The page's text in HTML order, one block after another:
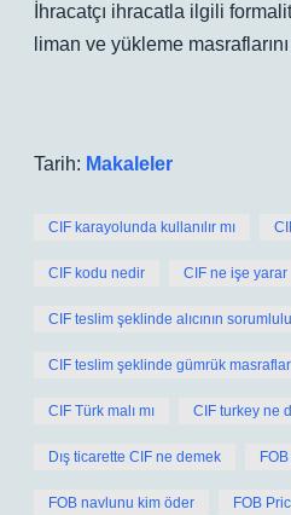
İhracatçı ihracatla ilgili
liman ve yükleme
Tarih: Makaleler
CIF karayolunda kullanılır mı
CIF kodu nedir CIF ne işe yarar
CIF teslim şeklinde alıcının
CIF teslim şeklinde gümrük
CIF Türk malı mı CIF turkey ne
Dış ticarette CIF ne demek
FOB navlunu kim öder FOB